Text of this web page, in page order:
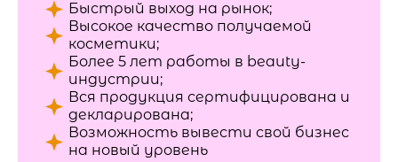
Быстрый выход на рынок;
Высокое качество получаемой
косметики;
Более 5 лет работы в beauty-
индустрии;
Вся продукция сертифицирована и
декларирована;
Возможность вывести свой бизнес
на новый уровень